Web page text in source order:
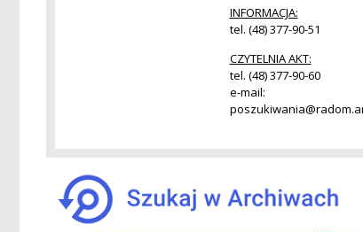
INFORMACJA:
tel. (48) 377-90-51
CZYTELNIA AKT:
tel. (48) 377-90-60
e-mail: